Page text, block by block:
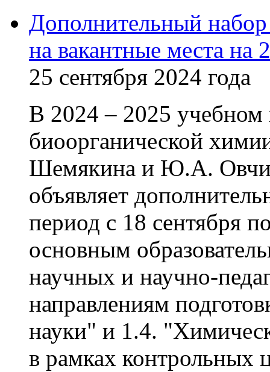
Дополнительный
на вакантные места на
25 сентября 2024 года
В 2024 – 2025 учебном
биоорганической
Шемякина и Ю.А.
объявляет
период с 18 сентября
основным
научных и научно-
направлениям
науки" и 1.4.
в рамках